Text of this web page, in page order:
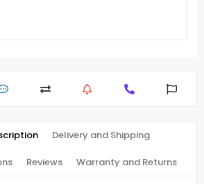
Delivery and Shipping
Reviews Warranty and Returns